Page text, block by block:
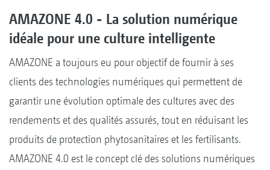
AMAZONE 4.0 - La solution numérique
idéale pour une culture intelligente
AMAZONE a toujours eu pour objectif de fournir à ses
clients des technologies numériques qui permettent de
garantir une évolution optimale des cultures avec des
rendements et des qualités assurés, tout en réduisant les
produits de protection phytosanitaires et les fertilisants.
AMAZONE 4.0 est le concept clé des solutions numériques